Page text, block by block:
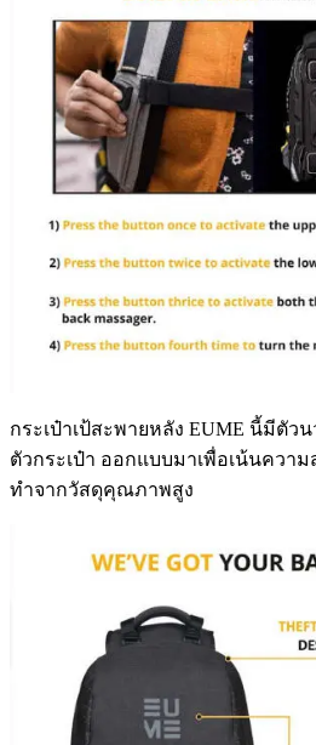
กระเป๋าเป้สะพายหลัง EUME นี้มีตัว
ตัวกระเป๋า ออกแบบมาเพื่อเน้นควา
ทำจากวัสดุคุณภาพสูง